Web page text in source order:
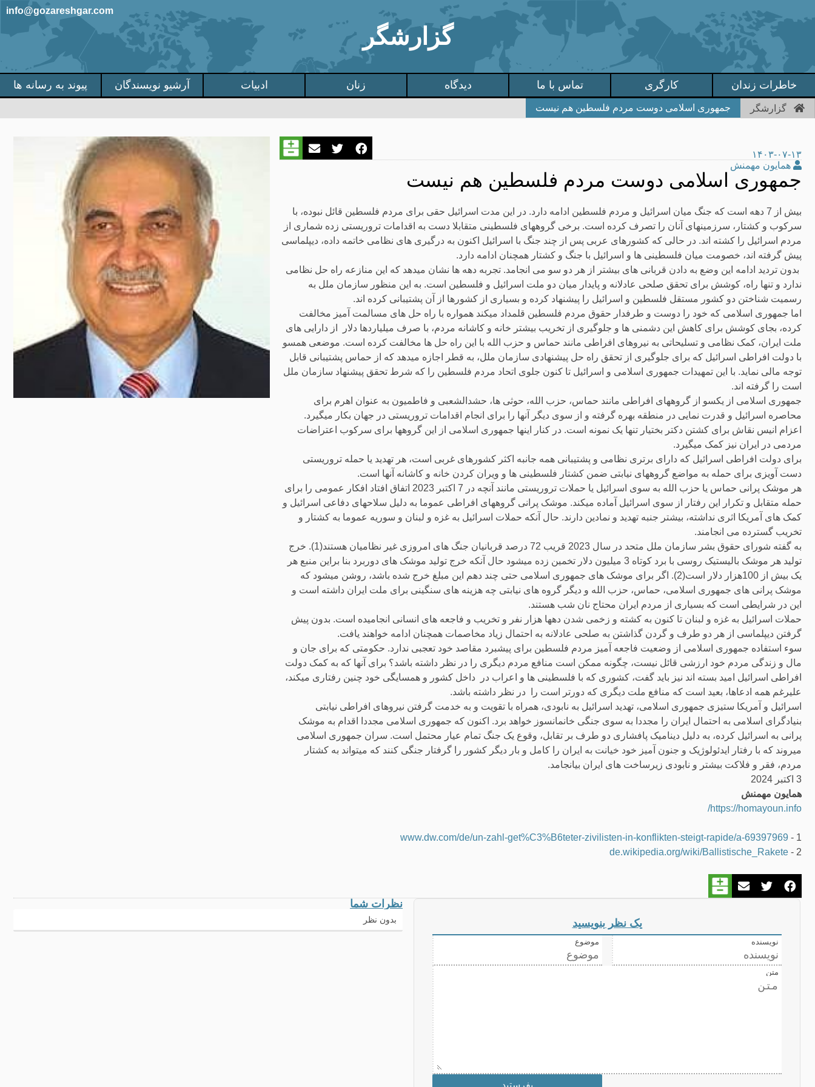
گزارشگر
info@gozareshgar.com
خاطرات زندان کارگری تماس با ما دیدگاه زنان ادبیات آرشیو نویسندگان پیوند به رسانه ها
گزارشگر جمهوری اسلامی دوست مردم فلسطین هم نیست
۱۴۰۳-۰۷-۱۳
همایون مهمنش
جمهوری اسلامی دوست مردم فلسطین هم نیست
بیش از 7 دهه است که جنگ میان اسرائیل و مردم فلسطین ادامه دارد. در این مدت اسرائیل حقی برای مردم فلسطین قائل نبوده، با
سرکوب و کشتار، سرزمینهای آنان را تصرف کرده است. برخی گروههای فلسطینی متقابلا دست به اقدامات تروریستی زده شماری از
مردم اسرائیل را کشته اند. در حالی که کشورهای عربی پس از چند جنگ با اسرائیل اکنون به درگیری های نظامی خاتمه داده، دیپلماسی
پیش گرفته اند، خصومت میان فلسطینی ها و اسرائیل با جنگ و کشتار همچنان ادامه دارد.
بدون تردید ادامه این وضع به دادن قربانی های بیشتر از هر دو سو می انجامد. تجربه دهه ها نشان میدهد که این منازعه راه حل نظامی
ندارد و تنها راه، کوشش برای تحقق صلحی عادلانه و پایدار میان دو ملت اسرائیل و فلسطین است. به این منظور سازمان ملل به
رسمیت شناختن دو کشور مستقل فلسطین و اسرائیل را پیشنهاد کرده و بسیاری از کشورها از آن پشتیبانی کرده اند.
اما جمهوری اسلامی که خود را دوست و طرفدار حقوق مردم فلسطین قلمداد میکند همواره با راه حل های مسالمت آمیز مخالفت
کرده، بجای کوشش برای کاهش این دشمنی ها و جلوگیری از تخریب بیشتر خانه و کاشانه مردم، با صرف میلیاردها دلار از دارایی های
ملت ایران، کمک نظامی و تسلیحاتی به نیروهای افراطی مانند حماس و حزب الله با این راه حل ها مخالفت کرده است. موضعی همسو
با دولت افراطی اسرائیل که برای جلوگیری از تحقق راه حل پیشنهادی سازمان ملل، به قطر اجازه میدهد که از حماس پشتیبانی قابل
توجه مالی نماید. با این تمهیدات جمهوری اسلامی و اسرائیل تا کنون جلوی اتحاد مردم فلسطین را که شرط تحقق پیشنهاد سازمان ملل
است را گرفته اند.
جمهوری اسلامی از یکسو از گروههای افراطی مانند حماس، حزب الله، حوثی ها، حشدالشعبی و فاطمیون به عنوان اهرم برای
محاصره اسرائیل و قدرت نمایی در منطقه بهره گرفته و از سوی دیگر آنها را برای انجام اقدامات تروریستی در جهان بکار میگیرد.
اعزام انیس نقاش برای کشتن دکتر بختیار تنها یک نمونه است. در کنار اینها جمهوری اسلامی از این گروهها برای سرکوب اعتراضات
مردمی در ایران نیز کمک میگیرد.
برای دولت افراطی اسرائیل که دارای برتری نظامی و پشتیبانی همه جانبه اکثر کشورهای غربی است، هر تهدید یا حمله تروریستی
دست آویزی برای حمله به مواضع گروههای نیابتی ضمن کشتار فلسطینی ها و ویران کردن خانه و کاشانه آنها است.
هر موشک پرانی حماس یا حزب الله به سوی اسرائیل یا حملات تروریستی مانند آنچه در 7 اکتبر 2023 اتفاق افتاد افکار عمومی را برای
حمله متقابل و تکرار این رفتار از سوی اسرائیل آماده میکند. موشک پرانی گروههای افراطی عموما به دلیل سلاحهای دفاعی اسرائیل و
کمک های آمریکا اثری نداشته، بیشتر جنبه تهدید و نمادین دارند. حال آنکه حملات اسرائیل به غزه و لبنان و سوریه عموما به کشتار و
تخریب گسترده می انجامند.
به گفته شورای حقوق بشر سازمان ملل متحد در سال 2023 قریب 72 درصد قربانیان جنگ های امروزی غیر نظامیان هستند(1). خرج
تولید هر موشک بالیستیک روسی با برد کوتاه 3 میلیون دلار تخمین زده میشود حال آنکه خرج تولید موشک های دوربرد بنا براین منبع هر
یک بیش از 100هزار دلار است(2). اگر برای موشک های جمهوری اسلامی حتی چند دهم این مبلغ خرج شده باشد، روشن میشود که
موشک پرانی های جمهوری اسلامی، حماس، حزب الله و دیگر گروه های نیابتی چه هزینه های سنگینی برای ملت ایران داشته است و
این در شرایطی است که بسیاری از مردم ایران محتاج نان شب هستند.
حملات اسرائیل به غزه و لبنان تا کنون به کشته و زخمی شدن دهها هزار نفر و تخریب و فاجعه های انسانی انجامیده است. بدون پیش
گرفتن دیپلماسی از هر دو طرف و گردن گذاشتن به صلحی عادلانه به احتمال زیاد مخاصمات همچنان ادامه خواهند یافت.
سوء استفاده جمهوری اسلامی از وضعیت فاجعه آمیز مردم فلسطین برای پیشبرد مقاصد خود تعجبی ندارد. حکومتی که برای جان و
مال و زندگی مردم خود ارزشی قائل نیست، چگونه ممکن است منافع مردم دیگری را در نظر داشته باشد؟ برای آنها که به کمک دولت
افراطی اسرائیل امید بسته اند نیز باید گفت، کشوری که با فلسطینی ها و اعراب در داخل کشور و همسایگی خود چنین رفتاری میکند،
علیرغم همه ادعاها، بعید است که منافع ملت دیگری که دورتر است را در نظر داشته باشد.
اسرائیل و آمریکا ستیزی جمهوری اسلامی، تهدید اسرائیل به نابودی، همراه با تقویت و به خدمت گرفتن نیروهای افراطی نیابتی
بنیادگرای اسلامی به احتمال ایران را مجددا به سوی جنگی خانمانسوز خواهد برد. اکنون که جمهوری اسلامی مجددا اقدام به موشک
پرانی به اسرائیل کرده، به دلیل دینامیک پافشاری دو طرف بر تقابل، وقوع یک جنگ تمام عیار محتمل است. سران جمهوری اسلامی
میروند که با رفتار ایدئولوژیک و جنون آمیز خود خیانت به ایران را کامل و بار دیگر کشور را گرفتار جنگی کنند که میتواند به کشتار
مردم، فقر و فلاکت بیشتر و نابودی زیرساخت های ایران بیانجامد.
3 اکتبر 2024
همایون مهمنش
https://homayoun.info/
1 -
www.dw.com/de/un-zahl-get%C3%B6teter-zivilisten-in-konflikten-steigt-rapide/a-69397969
2 -
de.wikipedia.org/wiki/Ballistische_Rakete
یک نظر بنویسید
نویسنده موضوع
متن
نظرات شما
بدون نظر